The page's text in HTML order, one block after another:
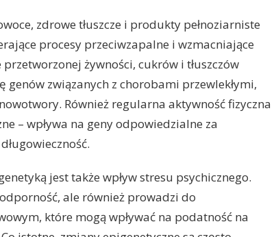
zdrowe tłuszcze i produkty pełnoziarniste
procesy przeciwzapalne i wzmacniające
żywności, cukrów i tłuszczów
genów związanych z chorobami przewlekłymi,
Również regularna aktywność fizyczna
– wpływa na geny odpowiedzialne za
jest także wpływ stresu psychicznego.
ale również prowadzi do
które mogą wpływać na podatność na